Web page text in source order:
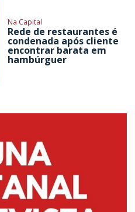
Na Capital
Rede de restaurantes é
condenada após cliente
encontrar barata em
hambúrguer